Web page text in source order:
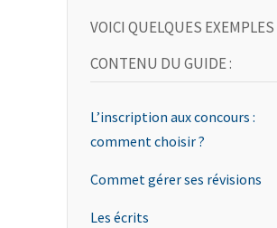
VOICI QUELQUES
CONTENU DU GUIDE :
L’inscription aux concours :
comment choisir ?
Commet gérer ses révisions
Les écrits